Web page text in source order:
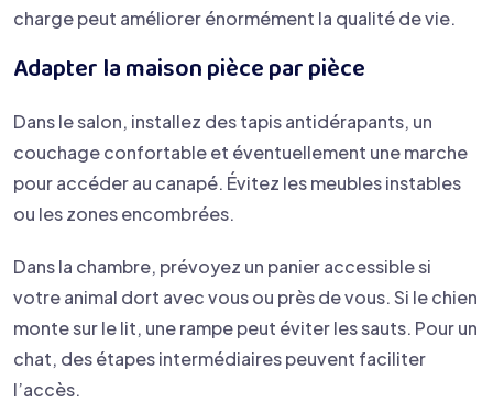
charge peut améliorer énormément la qualité de vie.
Adapter la maison pièce par pièce
Dans le salon, installez des tapis antidérapants, un
couchage confortable et éventuellement une marche
pour accéder au canapé. Évitez les meubles instables
ou les zones encombrées.
Dans la chambre, prévoyez un panier accessible si
votre animal dort avec vous ou près de vous. Si le chien
monte sur le lit, une rampe peut éviter les sauts. Pour un
chat, des étapes intermédiaires peuvent faciliter
l’accès.